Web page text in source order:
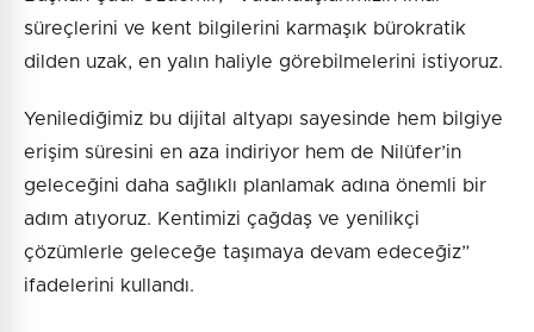
süreçlerini ve kent bilgilerini karmaşık bürokratik
dilden uzak, en yalın haliyle görebilmelerini istiyoruz.
Yenilediğimiz bu dijital altyapı sayesinde hem bilgiye
erişim süresini en aza indiriyor hem de Nilüfer’in
geleceğini daha sağlıklı planlamak adına önemli bir
adım atıyoruz. Kentimizi çağdaş ve yenilikçi
çözümlerle geleceğe taşımaya devam edeceğiz”
ifadelerini kullandı.